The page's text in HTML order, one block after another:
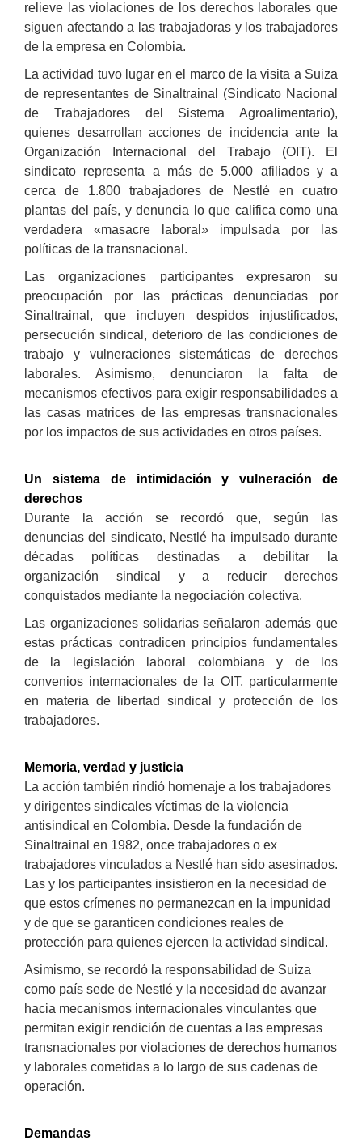
relieve las violaciones de los derechos laborales que
siguen afectando a las trabajadoras y los trabajadores
de la empresa en Colombia.
La actividad tuvo lugar en el marco de la visita a Suiza
de representantes de Sinaltrainal (Sindicato Nacional
de Trabajadores del Sistema Agroalimentario),
quienes desarrollan acciones de incidencia ante la
Organización Internacional del Trabajo (OIT). El
sindicato representa a más de 5.000 afiliados y a
cerca de 1.800 trabajadores de Nestlé en cuatro
plantas del país, y denuncia lo que califica como una
verdadera «masacre laboral» impulsada por las
políticas de la transnacional.
Las organizaciones participantes expresaron su
preocupación por las prácticas denunciadas por
Sinaltrainal, que incluyen despidos injustificados,
persecución sindical, deterioro de las condiciones de
trabajo y vulneraciones sistemáticas de derechos
laborales. Asimismo, denunciaron la falta de
mecanismos efectivos para exigir responsabilidades a
las casas matrices de las empresas transnacionales
por los impactos de sus actividades en otros países.
Un sistema de intimidación y vulneración de
derechos
Durante la acción se recordó que, según las
denuncias del sindicato, Nestlé ha impulsado durante
décadas políticas destinadas a debilitar la
organización sindical y a reducir derechos
conquistados mediante la negociación colectiva.
Las organizaciones solidarias señalaron además que
estas prácticas contradicen principios fundamentales
de la legislación laboral colombiana y de los
convenios internacionales de la OIT, particularmente
en materia de libertad sindical y protección de los
trabajadores.
Memoria, verdad y justicia
La acción también rindió homenaje a los trabajadores
y dirigentes sindicales víctimas de la violencia
antisindical en Colombia. Desde la fundación de
Sinaltrainal en 1982, once trabajadores o ex
trabajadores vinculados a Nestlé han sido asesinados.
Las y los participantes insistieron en la necesidad de
que estos crímenes no permanezcan en la impunidad
y de que se garanticen condiciones reales de
protección para quienes ejercen la actividad sindical.
Asimismo, se recordó la responsabilidad de Suiza
como país sede de Nestlé y la necesidad de avanzar
hacia mecanismos internacionales vinculantes que
permitan exigir rendición de cuentas a las empresas
transnacionales por violaciones de derechos humanos
y laborales cometidas a lo largo de sus cadenas de
operación.
Demandas